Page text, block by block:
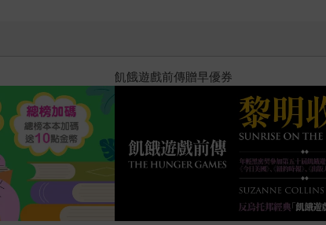
十字殺手【艾迪．弗林系列 前傳】